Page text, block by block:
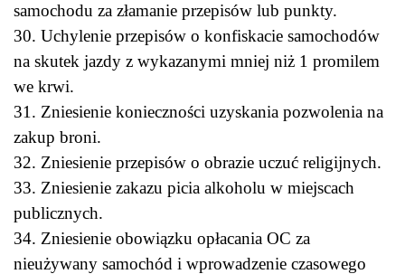
samochodu za złamanie przepisów lub punkty.
30. Uchylenie przepisów o konfiskacie samochodów
na skutek jazdy z wykazanymi mniej niż 1 promilem
we krwi.
31. Zniesienie konieczności uzyskania pozwolenia na
zakup broni.
32. Zniesienie przepisów o obrazie uczuć religijnych.
33. Zniesienie zakazu picia alkoholu w miejscach
publicznych.
34. Zniesienie obowiązku opłacania OC za
nieużywany samochód i wprowadzenie czasowego